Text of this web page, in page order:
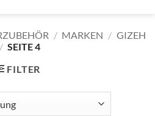
/ MARKEN / GIZEH
/ SEITE 4
FILTER